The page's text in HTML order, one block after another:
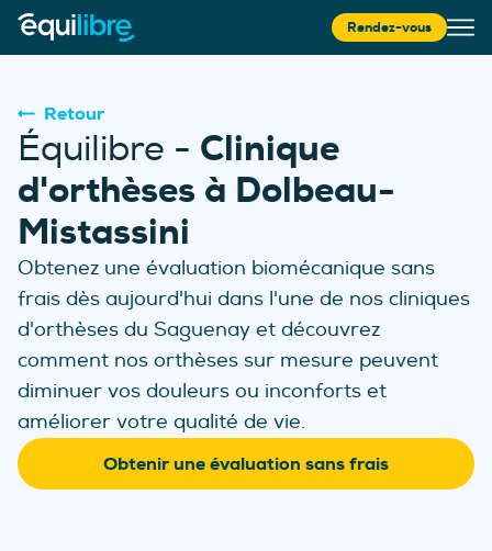
Rendez-vous
Retour
Équilibre - Clinique
d'orthèses à Dolbeau-
Mistassini
Obtenez une évaluation biomécanique sans
frais dès aujourd'hui dans l'une de nos cliniques
d'orthèses du Saguenay et découvrez
comment nos orthèses sur mesure peuvent
diminuer vos douleurs ou inconforts et
améliorer votre qualité de vie.
Obtenir une évaluation sans frais